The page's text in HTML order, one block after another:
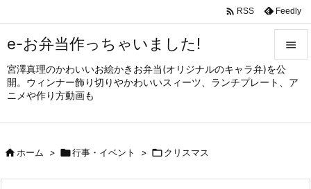
e-お弁当作っちゃいました!
宮澤真理のかわいいお絵かきお弁当(オリジナルのキャラ弁)を公
開。ウィンナー飾り切りやかわいいスィーツ、ランチプレート、ア
ニメや作り方動画も


メニュ
サイド

 RSS Feedly
ホーム > 行事・イベント > クリスマス